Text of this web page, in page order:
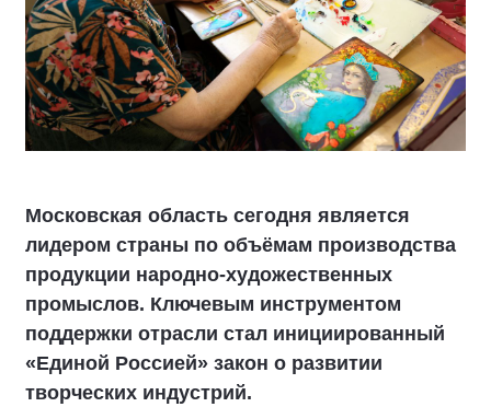
Московская область сегодня является
лидером страны по объёмам производства
продукции народно-художественных
промыслов. Ключевым инструментом
поддержки отрасли стал инициированный
«Единой Россией» закон о развитии
творческих индустрий.